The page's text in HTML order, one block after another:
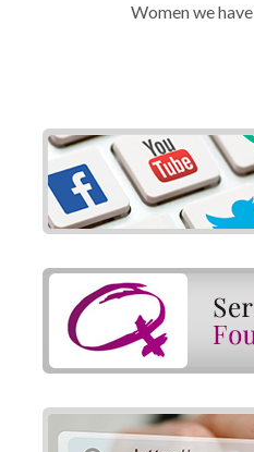
Women we